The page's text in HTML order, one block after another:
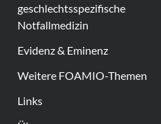
geschlechtsspezifische
Notfallmedizin
Evidenz & Eminenz
Weitere FOAMIO-Themen
Links